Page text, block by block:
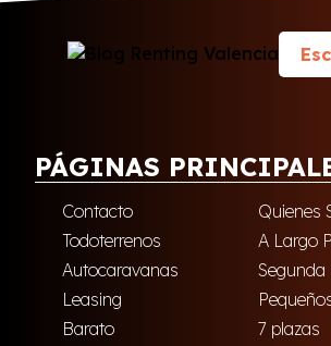
PÁGINAS
Contacto
Quienes
Todoterrenos
A Largo
Autocaravanas
Segunda
Leasing
Barato
7 plazas